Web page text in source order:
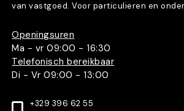
van vastgoed. Voor particulieren en
Openingsuren
Ma - vr 09:00 - 16:30
Telefonisch bereikbaar
Di - Vr 09:00 - 13:00
+329 396 62 55